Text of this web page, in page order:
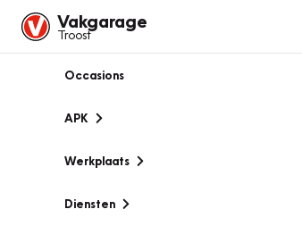
Vakgarage
Troost
Occasions
APK
Werkplaats
Diensten